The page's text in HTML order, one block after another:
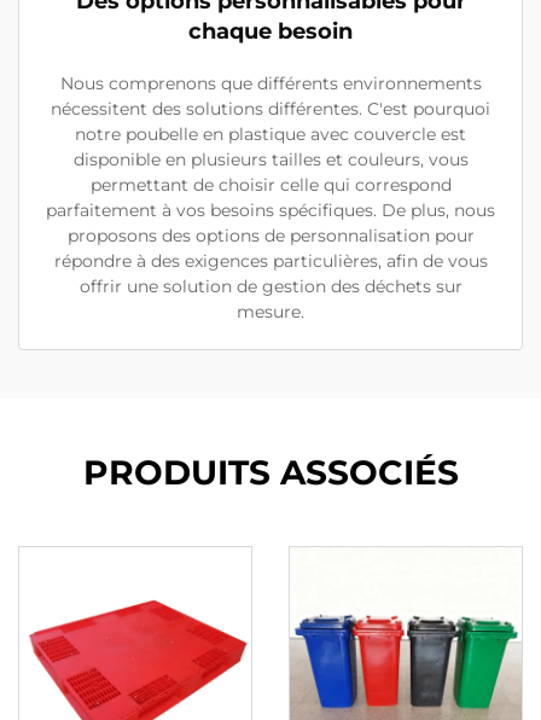
chaque besoin
Nous comprenons que différents environnements
nécessitent des solutions différentes. C'est pourquoi
notre poubelle en plastique avec couvercle est
disponible en plusieurs tailles et couleurs, vous
permettant de choisir celle qui correspond
parfaitement à vos besoins spécifiques. De plus, nous
proposons des options de personnalisation pour
répondre à des exigences particulières, afin de vous
offrir une solution de gestion des déchets sur
mesure.
PRODUITS ASSOCIÉS